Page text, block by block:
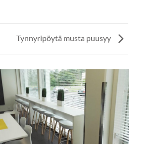
Tynnyripöytä musta puusyy